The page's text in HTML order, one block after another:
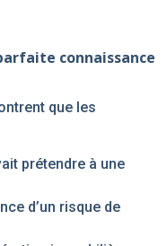
connaissance
que les
prétendre à une
d’un risque de